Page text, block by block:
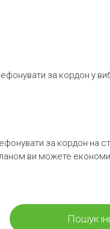
за кордон у
за кордон на
ви можете
Пошук